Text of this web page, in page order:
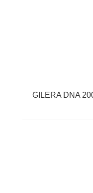
GILERA DNA